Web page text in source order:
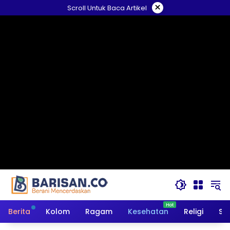
ke
Scroll Untuk Baca Artikel ×
Berita Kolom Ragam Kesehatan Religi